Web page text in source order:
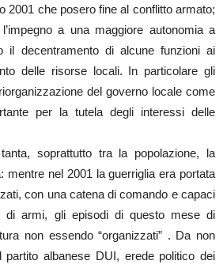
2001 che posero fine al conflitto armato;
a una maggiore autonomia a
il decentramento di alcune funzioni ai
delle risorse locali. In particolare gli
del governo locale come
per la tutela degli interessi delle
soprattutto tra la popolazione, la
mentre nel 2001 la guerriglia era portata
con una catena di comando e capaci
di armi, gli episodi di questo mese di
non essendo “organizzati” . Da non
albanese DUI, erede politico dei